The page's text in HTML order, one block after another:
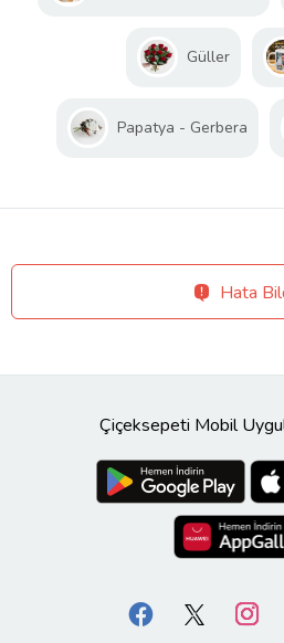
Güller
Papatya - Gerbera
Hata
Çiçeksepeti Mobil